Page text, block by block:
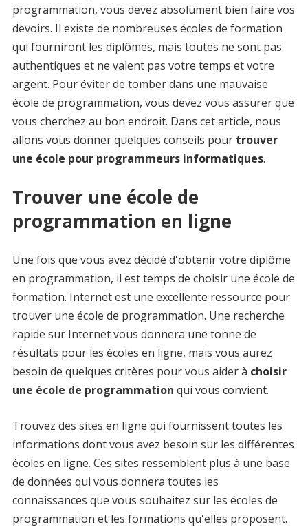
programmation, vous devez absolument bien faire vos
devoirs. Il existe de nombreuses écoles de formation
qui fourniront les diplômes, mais toutes ne sont pas
authentiques et ne valent pas votre temps et votre
argent. Pour éviter de tomber dans une mauvaise
école de programmation, vous devez vous assurer que
vous cherchez au bon endroit. Dans cet article, nous
allons vous donner quelques conseils pour trouver
une école pour programmeurs informatiques.
Trouver une école de
programmation en ligne
Une fois que vous avez décidé d'obtenir votre diplôme
en programmation, il est temps de choisir une école de
formation. Internet est une excellente ressource pour
trouver une école de programmation. Une recherche
rapide sur Internet vous donnera une tonne de
résultats pour les écoles en ligne, mais vous aurez
besoin de quelques critères pour vous aider à choisir
une école de programmation qui vous convient.
Trouvez des sites en ligne qui fournissent toutes les
informations dont vous avez besoin sur les différentes
écoles en ligne. Ces sites ressemblent plus à une base
de données qui vous donnera toutes les
connaissances que vous souhaitez sur les écoles de
programmation et les formations qu'elles proposent.